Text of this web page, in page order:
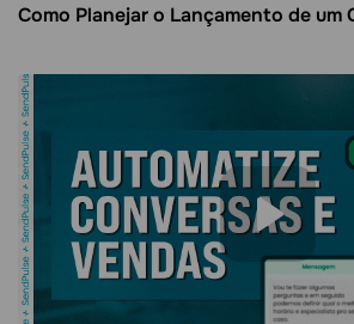
Como Planejar o Lançamento de um